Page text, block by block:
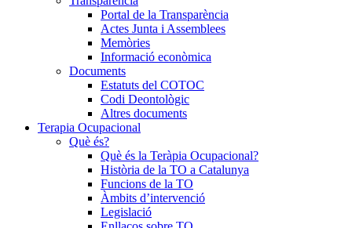
Portal de la Transparència
Actes Junta i Assemblees
Memòries
Informació econòmica
Documents
Estatuts del COTOC
Codi Deontològic
Altres documents
Terapia Ocupacional
Què és?
Què és la Teràpia Ocupacional?
Història de la TO a Catalunya
Funcions de la TO
Àmbits d’intervenció
Legislació